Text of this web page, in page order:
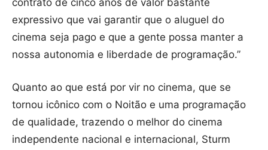
contrato de cinco anos de valor bastante
expressivo que vai garantir que o aluguel do
cinema seja pago e que a gente possa manter a
nossa autonomia e liberdade de programação.”
Quanto ao que está por vir no cinema, que se
tornou icônico com o Noitão e uma programação
de qualidade, trazendo o melhor do cinema
independente nacional e internacional, Sturm